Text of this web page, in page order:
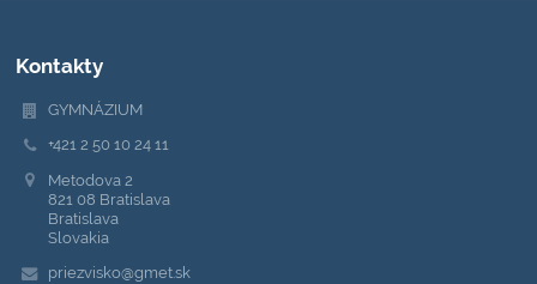
Kontakty
GYMNÁZIUM
+421 2 50 10 24 11
Metodova 2
821 08 Bratislava
Bratislava
Slovakia
priezvisko@gmet.sk